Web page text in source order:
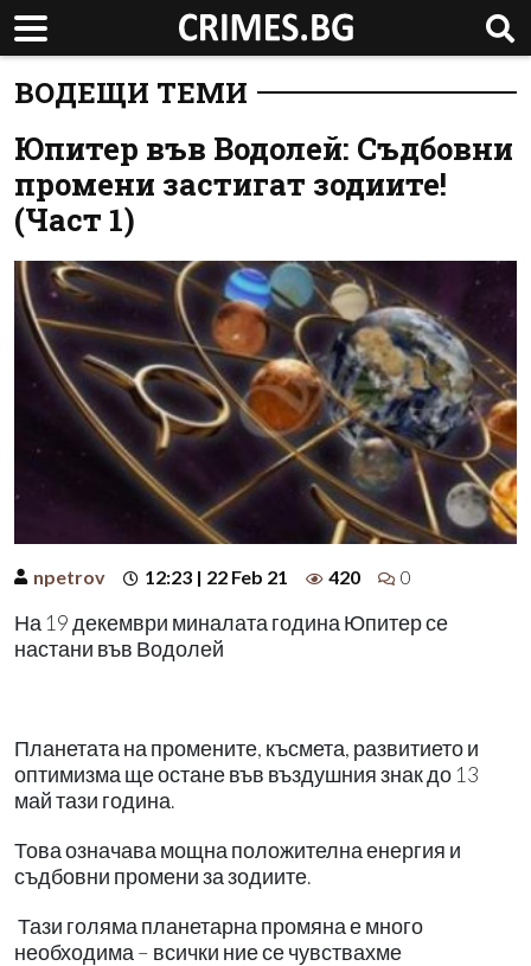
ВОДЕЩИ ТЕМИ
Юпитер във Водолей: Съдбовни
промени застигат зодиите!
(Част 1)
npetrov 12:23 | 22 Feb 21 420 0
На 19 декември миналата година Юпитер се
настани във Водолей
Планетата на промените, късмета, развитието и
оптимизма ще остане във въздушния знак до 13
май тази година.
Това означава мощна положителна енергия и
съдбовни промени за зодиите.
Тази голяма планетарна промяна е много
необходима – всички ние се чувствахме